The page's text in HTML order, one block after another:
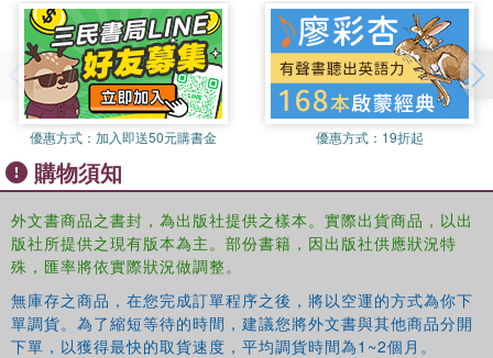
This book was originally published as a special issue of
Journalism Practice.
優惠方式： 加入即送50元購書金 優惠方式： 19折起
購物須知
外文書商品之書封，為出版社提供之樣本。實際出貨商品，以出
版社所提供之現有版本為主。部份書籍，因出版社供應狀況特
殊，匯率將依實際狀況做調整。
無庫存之商品，在您完成訂單程序之後，將以空運的方式為你下
單調貨。為了縮短等待的時間，建議您將外文書與其他商品分開
下單，以獲得最快的取貨速度，平均調貨時間為1~2個月。